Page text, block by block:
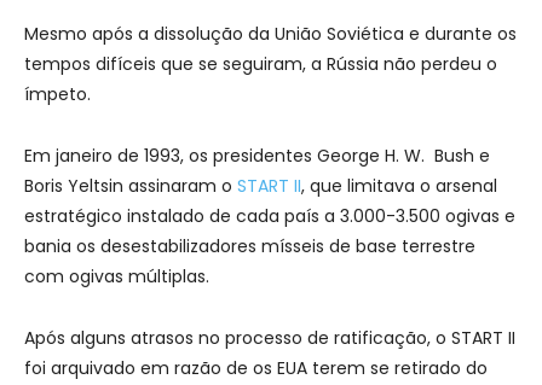
Mesmo após a dissolução da União Soviética e durante os
tempos difíceis que se seguiram, a Rússia não perdeu o
ímpeto.
Em janeiro de 1993, os presidentes George H. W. Bush e
Boris Yeltsin assinaram o START II, que limitava o arsenal
estratégico instalado de cada país a 3.000-3.500 ogivas e
bania os desestabilizadores mísseis de base terrestre
com ogivas múltiplas.
Após alguns atrasos no processo de ratificação, o START II
foi arquivado em razão de os EUA terem se retirado do